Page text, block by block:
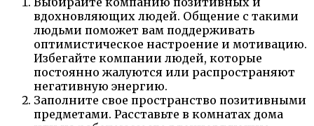
вдохновляющих людей. Общение с такими
людьми поможет вам поддерживать
оптимистическое настроение и мотивацию.
Избегайте компании людей, которые
постоянно жалуются или распространяют
негативную энергию.
Заполните свое пространство позитивными
предметами. Расставьте в комнатах дома